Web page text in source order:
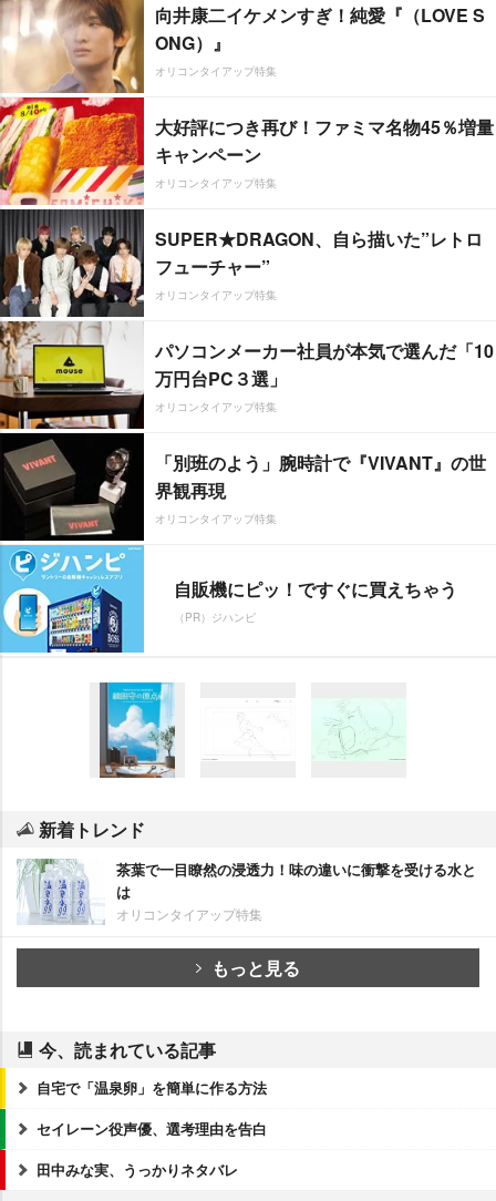
向井康二イケメンすぎ！純愛『（LOVE S
ONG）』
オリコンタイアップ特集
大好評につき再び！ファミマ名物45％増量
キャンペーン
オリコンタイアップ特集
SUPER★DRAGON、自ら描いた”レトロ
フューチャー”
オリコンタイアップ特集
パソコンメーカー社員が本気で選んだ「10
万円台PC３選」
オリコンタイアップ特集
「別班のよう」腕時計で『VIVANT』の世
界観再現
オリコンタイアップ特集
自販機にピッ！ですぐに買えちゃう
（PR）ジハンピ
新着トレンド
茶葉で一目瞭然の浸透力！味の違いに衝撃を受ける水と
は
オリコンタイアップ特集
もっと見る
今、読まれている記事
自宅で「温泉卵」を簡単に作る方法
セイレーン役声優、選考理由を告白
田中みな実、うっかりネタバレ